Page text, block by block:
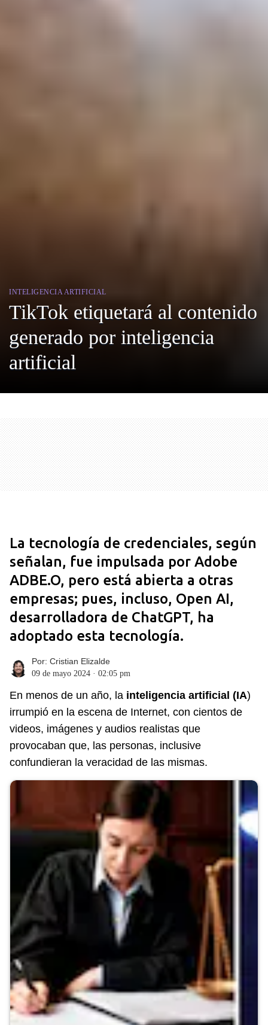
INTELIGENCIA ARTIFICIAL
TikTok etiquetará al contenido
generado por inteligencia
artificial
La tecnología de credenciales, según
señalan, fue impulsada por Adobe
ADBE.O, pero está abierta a otras
empresas; pues, incluso, Open AI,
desarrolladora de ChatGPT, ha
adoptado esta tecnología.
Por: Cristian Elizalde
09 de mayo 2024 · 02:05 pm
En menos de un año, la inteligencia artificial (IA)
irrumpió en la escena de Internet, con cientos de
videos, imágenes y audios realistas que
provocaban que, las personas, inclusive
confundieran la veracidad de las mismas.